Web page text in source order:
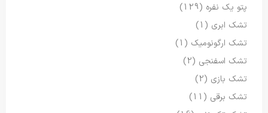
پتو یک نفره (129)
تشک ابری (1)
تشک ارگونومیک (1)
تشک اسفنجی (2)
تشک بازی (2)
تشک برقی (11)